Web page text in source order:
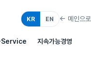
Service 지속가능경영
KR EN ← 메인으로